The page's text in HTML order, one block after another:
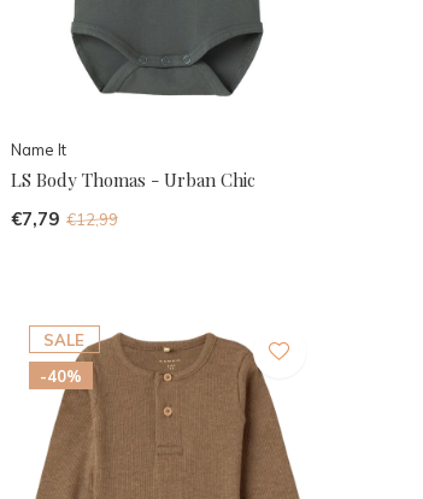
Name It
LS Body Thomas - Urban Chic
€7,79 €12,99
SALE
-40%